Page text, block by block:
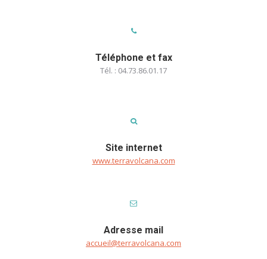
Téléphone et fax
Tél. : 04.73.86.01.17
Site internet
www.terravolcana.com
Adresse mail
accueil@terravolcana.com